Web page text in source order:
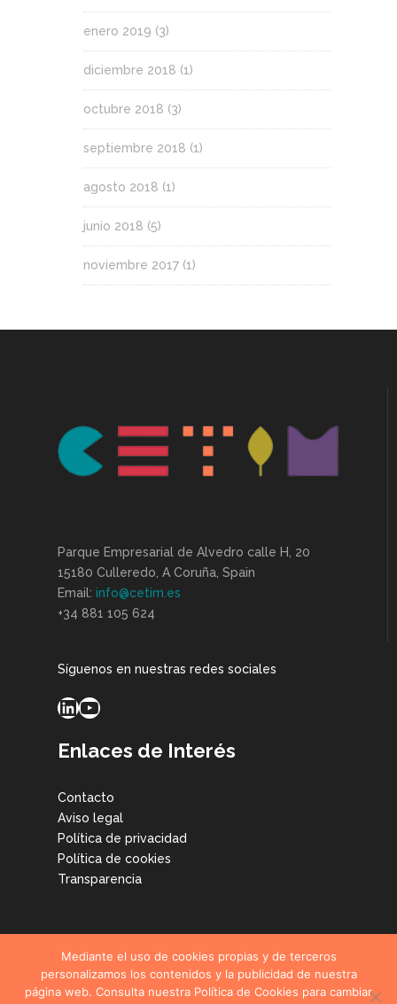
enero 2019 (3)
diciembre 2018 (1)
octubre 2018 (3)
septiembre 2018 (1)
agosto 2018 (1)
junio 2018 (5)
noviembre 2017 (1)
Parque Empresarial de Alvedro calle H, 20
15180 Culleredo, A Coruña, Spain
Email: info@cetim.es
+34 881 105 624
Síguenos en nuestras redes sociales
LinkedIn
YouTube
Enlaces de Interés
Contacto
Aviso legal
Política de privacidad
Política de cookies
Transparencia
Mediante el uso de cookies propias y de terceros
personalizamos los contenidos y la publicidad de nuestra
página web. Consulta nuestra Política de Cookies para cambiar